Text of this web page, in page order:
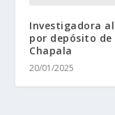
Investigadora
por depósito de
Chapala
20/01/2025